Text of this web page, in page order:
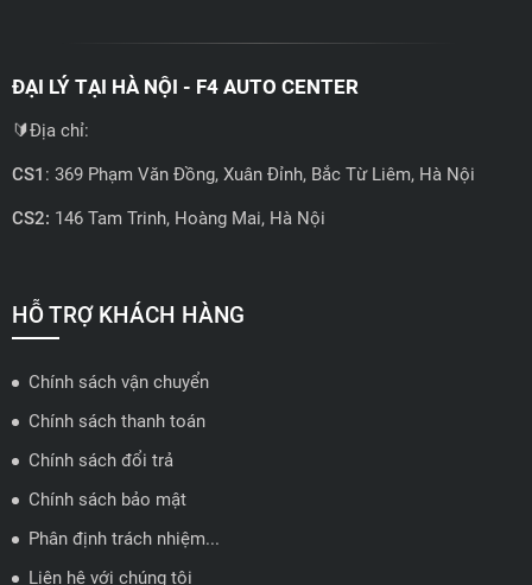
ĐẠI LÝ TẠI HÀ NỘI - F4 AUTO CENTER
🔰Địa chỉ:
CS1 : 369 Phạm Văn Đồng, Xuân Đỉnh, Bắc Từ Liêm, Hà Nội
CS2: 146 Tam Trinh, Hoàng Mai, Hà Nội
🗺️Xem trên bản đồ
ĐẠI LÝ QUẬN 2 HCM - HẢI TRIỀU AUTO
🔰 Địa chỉ: 78-80 Vũ Tông Phan, P.An Phú, TP Thủ Đức, TP HCM
📍 Hotline: 0938584113
🗺️Xem trên bản đồ
HỖ TRỢ KHÁCH HÀNG
Chính sách vận chuyển
Chính sách thanh toán
Chính sách đổi trả
Chính sách bảo mật
Phân định trách nhiệm...
Liên hệ với chúng tôi